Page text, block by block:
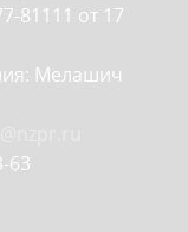
81111 от 17
Мелашич
63